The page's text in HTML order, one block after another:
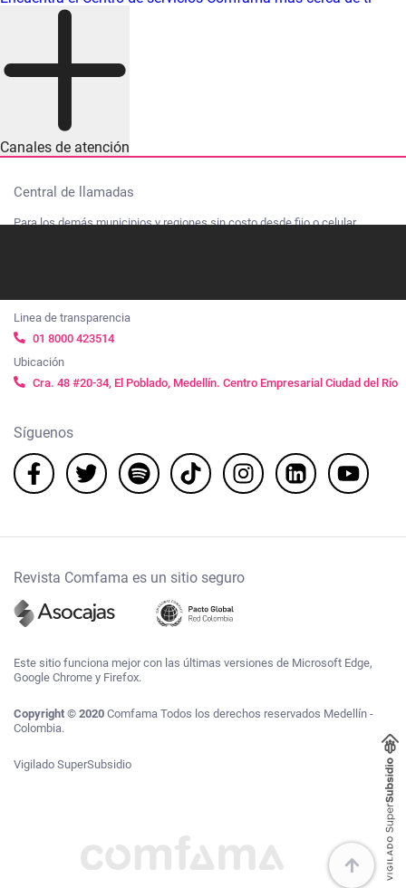
Canales de atención
Central de llamadas
Para los demás municipios y regiones sin costo desde fijo o celular
Linea de transparencia
01 8000 423514
Ubicación
Cra. 48 #20-34, El Poblado, Medellín. Centro Empresarial Ciudad del Río
Síguenos
Revista Comfama es un sitio seguro
Este sitio funciona mejor con las últimas versiones de Microsoft Edge,
Google Chrome y Firefox.
Copyright © 2020 Comfama Todos los derechos reservados Medellín -
Colombia.
Vigilado SuperSubsidio